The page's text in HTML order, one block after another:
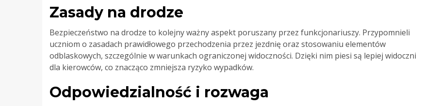
Zasady na drodze
Bezpieczeństwo na drodze to kolejny ważny aspekt poruszany przez funkcjonariuszy. Przypomnieli
uczniom o zasadach prawidłowego przechodzenia przez jezdnię oraz stosowaniu elementów
odblaskowych, szczególnie w warunkach ograniczonej widoczności. Dzięki nim piesi są lepiej widoczni
dla kierowców, co znacząco zmniejsza ryzyko wypadków.
Odpowiedzialność i rozwaga